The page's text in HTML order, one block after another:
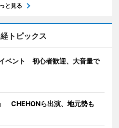
と見る
トピックス
ベント 初心者歓迎、大音量で
CHEHONら出演、地元勢も